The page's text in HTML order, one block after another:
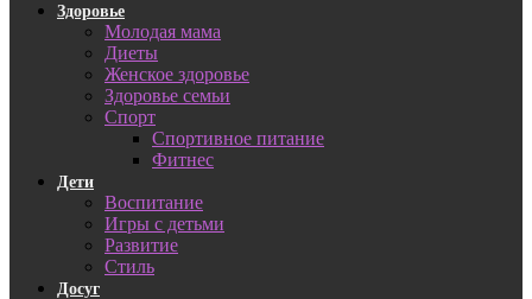
Здоровье
Молодая мама
Диеты
Женское здоровье
Здоровье семьи
Спорт
Спортивное питание
Фитнес
Дети
Воспитание
Игры с детьми
Развитие
Стиль
Досуг